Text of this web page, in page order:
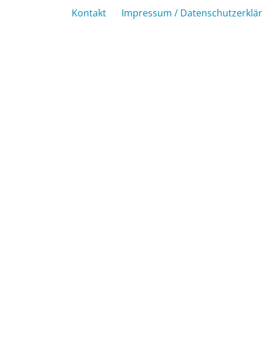
Kontakt Impressum /